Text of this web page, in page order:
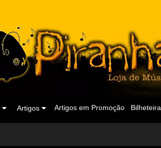
Bilheteira
Artigos em Promoção
Artigos